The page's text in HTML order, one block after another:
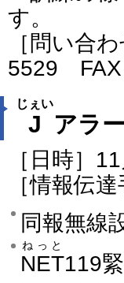
す。
［問い合
5529 FAX
J
じぇい
アラ
［日時］
［情報伝達
同報無線
NET
ねっと
119